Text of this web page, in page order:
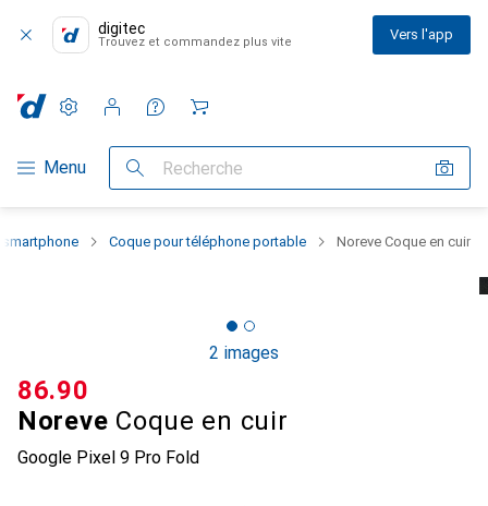
digitec
Trouvez et commandez plus vite Vers l'app
Navigation par catégorie
Menu Recherche
Paramètres
Compte client
Listes de comparaison
Listes d'envies
Panier
Coque pour téléphone portable Noreve Coque en cuir
2 images
Noreve Coque en cuir
Google Pixel 9 Pro Fold
CHF
86.90